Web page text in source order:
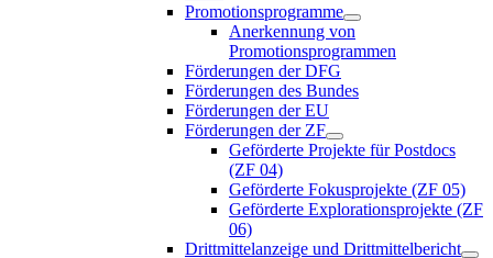
Promotionsprogramme
Anerkennung von
Promotionsprogrammen
Förderungen der DFG
Förderungen des Bundes
Förderungen der EU
Förderungen der ZF
Geförderte Projekte für Postdocs
(ZF 04)
Geförderte Fokusprojekte (ZF 05)
Geförderte Explorationsprojekte (ZF
06)
Drittmittelanzeige und Drittmittelbericht